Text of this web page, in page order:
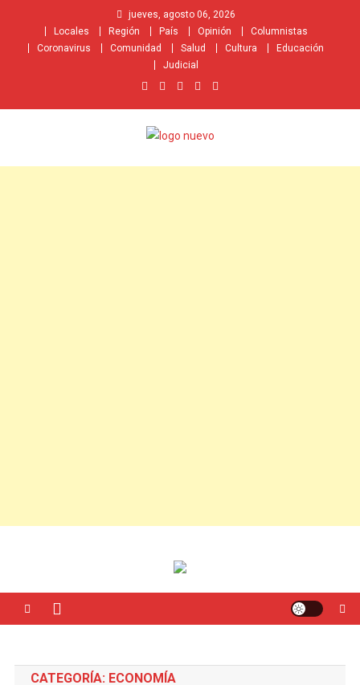
contenido
jueves, agosto 06, 2026
Locales
Región País Opinión
Columnistas
Coronavirus
Comunidad Salud Cultura
Educación
Judicial
CATEGORÍA: ECONOMÍA